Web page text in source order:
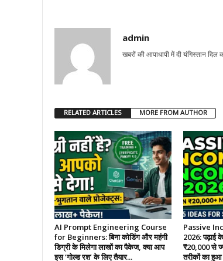
admin
खबरों की आपाधापी में दी यंगिस्तान
RELATED ARTICLES MORE FROM AUTHOR
AI Prompt Engineering Course
for Beginners: बिना कोडिंग और महंगी
डिग्री के मिलेगा लाखों का पैकेज, क्या आप
इस ‘गोल्ड रश’ के लिए तैयार...
Passive
2026: पढ़ाई
₹20,000 से
तरीकों का